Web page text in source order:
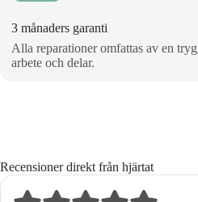
3 månaders garanti
Alla reparationer omfattas av en
arbete och delar.
Recensioner direkt från hjärtat